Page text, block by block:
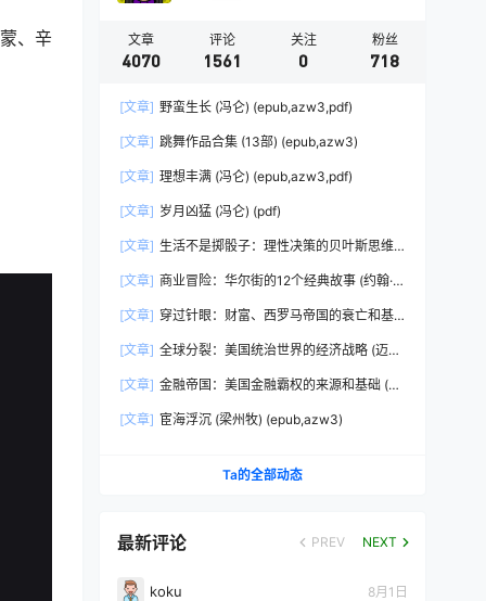
、辛 文章
4070
评论
1561
关注
0
粉丝
718
[文章] 野蛮生长 (冯仑) (epub,azw3,pdf)
[文章] 跳舞作品合集 (13部) (epub,azw3)
[文章] 理想丰满 (冯仑) (epub,azw3,pdf)
[文章] 岁月凶猛 (冯仑) (pdf)
[文章] 生活不是掷骰子：理性决策的贝叶斯思维
[文章] 商业冒险：华尔街的12个经典故事 (约翰·布
[文章] 穿过针眼：财富、西罗马帝国的衰亡和基
(epub,azw3,pdf)
[文章] 全球分裂：美国统治世界的经济战略 (迈克
[文章] 金融帝国：美国金融霸权的来源和基础 (迈
[文章] 宦海浮沉 (梁州牧) (epub,azw3)
Ta的全部动态
最新评论 PREV NEXT
koku 8月1日